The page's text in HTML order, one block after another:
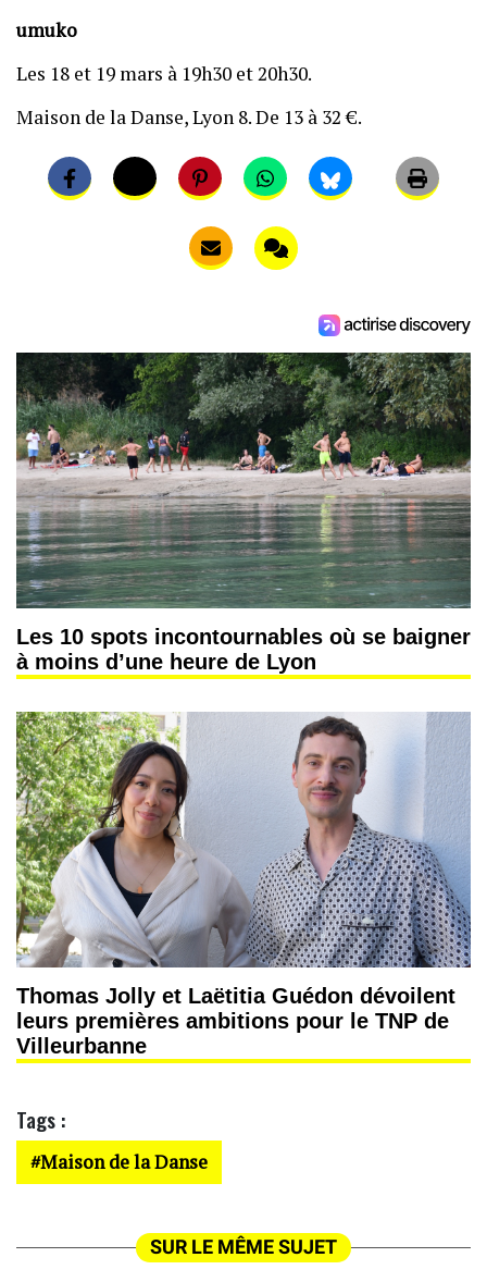
umuko
Les 18 et 19 mars à 19h30 et 20h30.
Maison de la Danse, Lyon 8. De 13 à 32 €.
Les 10 spots incontournables où se baigner
à moins d’une heure de Lyon
Thomas Jolly et Laëtitia Guédon dévoilent
leurs premières ambitions pour le TNP de
Villeurbanne
Tags :
Maison de la Danse
SUR LE MÊME SUJET